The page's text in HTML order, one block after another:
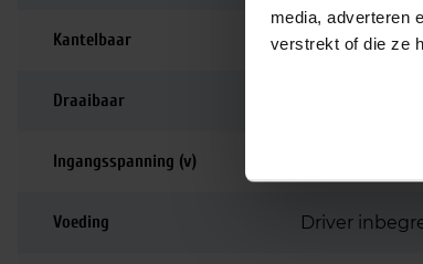
media, adverteren
verstrekt of die ze
Kantelbaar 90 graden
Draaibaar
Ingangsspanning (v)
Voeding Driver